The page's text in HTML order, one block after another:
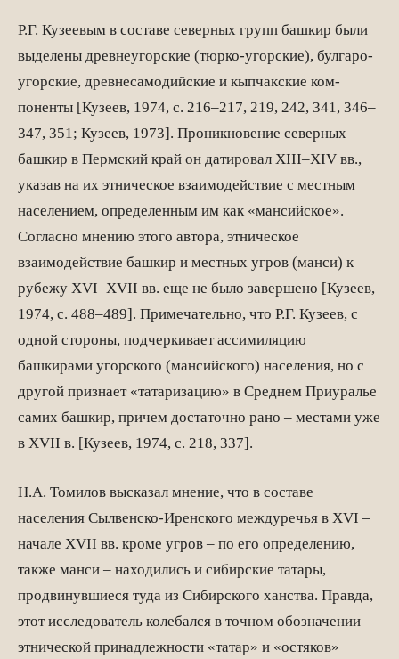
Р.Г. Кузеевым в составе северных групп башкир были
выделены древнеугор­ские (тюрко-угорские), булгаро-
угорские, древнесамодийские и кыпчакские ком­
поненты [Кузеев, 1974, с. 216–217, 219, 242, 341, 346–
347, 351; Кузеев, 1973]. Проникновение северных
башкир в Пермский край он датировал XIII–XIV вв.,
указав на их этническое взаимодействие с местным
населением, определенным им как «ман­сийское».
Согласно мнению этого автора, этническое
взаимодействие башкир и ме­стных угров (манси) к
рубежу XVI–XVII вв. еще не было завершено [Кузеев,
1974, с. 488­–489]. Примечательно, что Р.Г. Кузеев, с
одной стороны, подчеркивает ассимиляцию
башкирами угорского (мансийского) населения, но с
другой признает «татаризацию» в Среднем Приуралье
самих башкир, причем достаточно рано – местами уже
в XVII в. [Кузеев, 1974, с. 218, 337].
Н.А. Томилов высказал мнение, что в составе
населения Сылвенско-Иренского междуречья в XVI –
начале XVII вв. кроме угров – по его определению,
также манси – находились и сибирские татары,
продвинувшиеся туда из Сибирского ханства. Правда,
этот исследователь колебался в точном обозначении
этнической принад­лежности «татар» и «остяков»